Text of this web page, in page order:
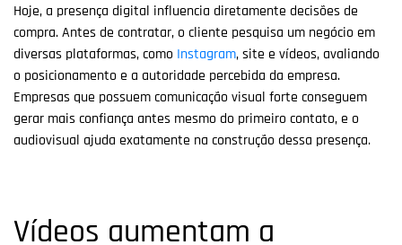
Hoje, a presença digital influencia diretamente decisões de
compra. Antes de contratar, o cliente pesquisa um negócio em
diversas plataformas, como Instagram, site e vídeos, avaliando
o posicionamento e a autoridade percebida da empresa.
Empresas que possuem comunicação visual forte conseguem
gerar mais confiança antes mesmo do primeiro contato, e o
audiovisual ajuda exatamente na construção dessa presença.
Vídeos aumentam a